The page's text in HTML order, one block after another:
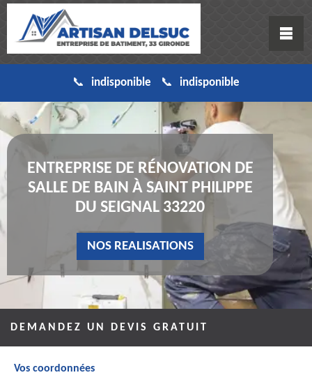
indisponible indisponible
ENTREPRISE DE RÉNOVATION DE
SALLE DE BAIN À SAINT PHILIPPE
DU SEIGNAL 33220
NOS REALISATIONS
DEMANDEZ UN DEVIS GRATUIT
Vos coordonnées